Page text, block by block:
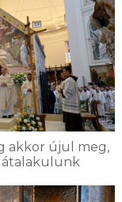
akkor újul meg,
átalakulunk